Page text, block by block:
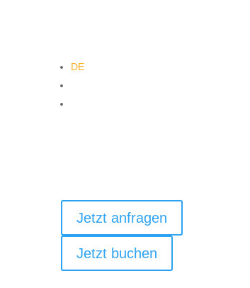
DE
Jetzt anfragen
Jetzt buchen